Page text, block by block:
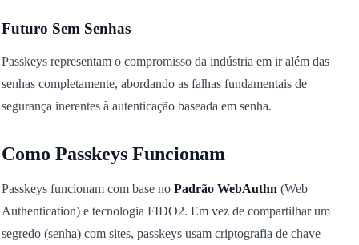
Futuro Sem Senhas
Passkeys representam o compromisso da indústria em ir além das
senhas completamente, abordando as falhas fundamentais de
segurança inerentes à autenticação baseada em senha.
Como Passkeys Funcionam
Passkeys funcionam com base no Padrão WebAuthn (Web
Authentication) e tecnologia FIDO2. Em vez de compartilhar um
segredo (senha) com sites, passkeys usam criptografia de chave